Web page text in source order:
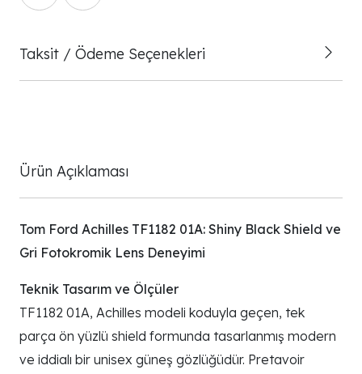
Taksit / Ödeme Seçenekleri
Ürün Açıklaması
Tom Ford Achilles TF1182 01A: Shiny Black Shield ve
Gri Fotokromik Lens Deneyimi
Teknik Tasarım ve Ölçüler
TF1182 01A, Achilles modeli koduyla geçen, tek
parça ön yüzlü shield formunda tasarlanmış modern
ve iddialı bir unisex güneş gözlüğüdür. Pretavoir